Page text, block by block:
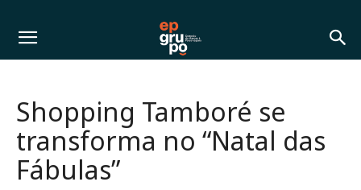
Shopping Tamboré se
transforma no “Natal das
Fábulas”